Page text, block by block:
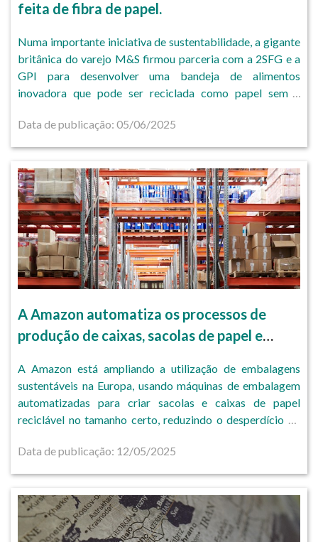
feita de fibra de papel.
Numa importante iniciativa de sustentabilidade, a gigante
britânica do varejo M&S firmou parceria com a 2SFG e a
GPI para desenvolver uma bandeja de alimentos
inovadora que pode ser reciclada como papel sem a
Data de publicação: 05/06/2025
A Amazon automatiza os processos de
produção de caixas, sacolas de papel e
A Amazon está ampliando a utilização de embalagens
sustentáveis ​​na Europa, usando máquinas de embalagem
automatizadas para criar sacolas e caixas de papel
reciclável no tamanho certo, reduzindo o desperdício de
Data de publicação: 12/05/2025